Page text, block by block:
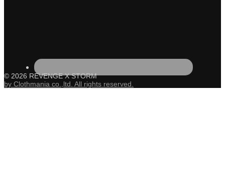
© 2026 REVENGE X STORM
by Clothmania co.,ltd. All rights reserved.